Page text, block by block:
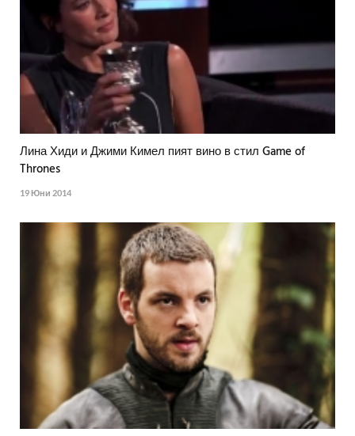
Лина Хиди и Джими Кимел пият вино в стил Game of
Thrones
19 Юни 2014